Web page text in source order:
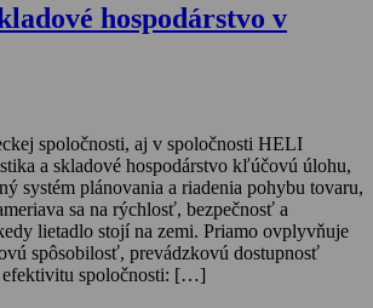
hospodárstvo v
spoločnosti, aj v spoločnosti HELI
a skladové hospodárstvo kľúčovú úlohu,
systém plánovania a riadenia pohybu tovaru,
sa na rýchlosť, bezpečnosť a
lietadlo stojí na zemi. Priamo ovplyvňuje
spôsobilosť, prevádzkovú dostupnosť
spoločnosti: […]